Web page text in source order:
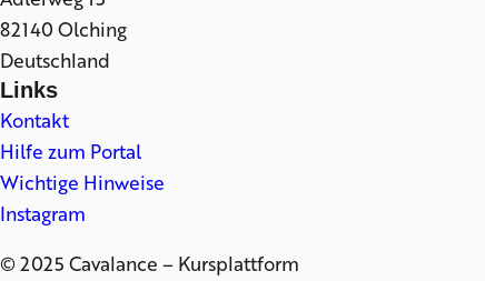
82140 Olching
Deutschland
Links
Kontakt
Hilfe zum Portal
Wichtige Hinweise
Instagram
© 2025 Cavalance – Kursplattform